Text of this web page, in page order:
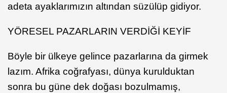
adeta ayaklarımızın altından süzülüp gidiyor.
YÖRESEL PAZARLARIN VERDİĞİ KEYİF
Böyle bir ülkeye gelince pazarlarına da girmek
lazım. Afrika coğrafyası, dünya kurulduktan
sonra bu güne dek doğası bozulmamış,